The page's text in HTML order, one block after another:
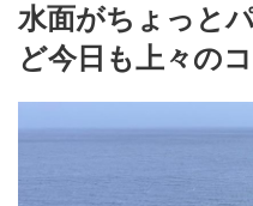
水面がちょっと
ど今日も上々の